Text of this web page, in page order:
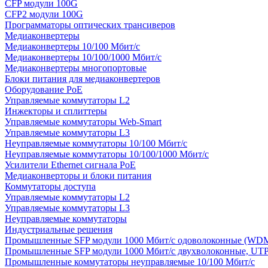
CFP модули 100G
CFP2 модули 100G
Программаторы оптических трансиверов
Медиаконвертеры
Медиаконвертеры 10/100 Мбит/с
Медиаконвертеры 10/100/1000 Мбит/c
Медиаконвертеры многопортовые
Блоки питания для медиаконвертеров
Оборудование PoE
Управляемые коммутаторы L2
Инжекторы и сплиттеры
Управляемые коммутаторы Web-Smart
Управляемые коммутаторы L3
Неуправляемые коммутаторы 10/100 Мбит/с
Неуправляемые коммутаторы 10/100/1000 Мбит/с
Усилители Ethernet сигнала PoE
Медиаконверторы и блоки питания
Коммутаторы доступа
Управляемые коммутаторы L2
Управляемые коммутаторы L3
Неуправляемые коммутаторы
Индустриальные решения
Промышленные SFP модули 1000 Мбит/c одоволоконные
Промышленные SFP модули 1000 Мбит/c двухволоконные,
Промышленные коммутаторы неуправляемые 10/100 Мбит/с